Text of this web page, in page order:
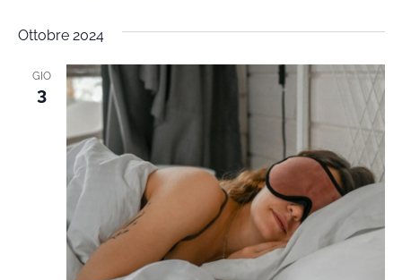
Ottobre 2024
GIO
3